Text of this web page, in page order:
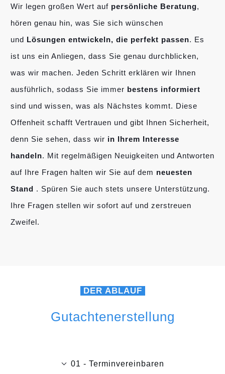
Wir legen großen Wert auf persönliche Beratung,
hören genau hin, was Sie sich wünschen
und Lösungen entwickeln, die perfekt passen. Es
ist uns ein Anliegen, dass Sie genau durchblicken,
was wir machen. Jeden Schritt erklären wir Ihnen
ausführlich, sodass Sie immer bestens informiert
sind und wissen, was als Nächstes kommt. Diese
Offenheit schafft Vertrauen und gibt Ihnen Sicherheit,
denn Sie sehen, dass wir in Ihrem Interesse
handeln. Mit regelmäßigen Neuigkeiten und Antworten
auf Ihre Fragen halten wir Sie auf dem neuesten
Stand . Spüren Sie auch stets unsere Unterstützung.
Ihre Fragen stellen wir sofort auf und zerstreuen
Zweifel.
DER ABLAUF
Gutachtenerstellung
01 - Terminvereinbaren